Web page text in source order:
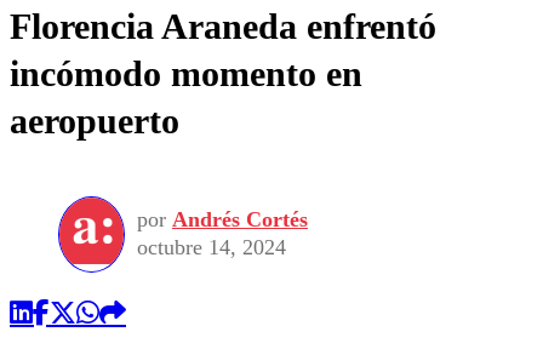
Florencia Araneda enfrentó
incómodo momento en
aeropuerto
por Andrés Cortés
octubre 14, 2024